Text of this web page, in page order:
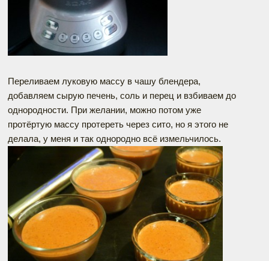
Переливаем луковую массу в чашу блендера,
добавляем сырую печень, соль и перец и взбиваем до
однородности. При желании, можно потом уже
протёртую массу протереть через сито, но я этого не
делала, у меня и так однородно всё измельчилось.